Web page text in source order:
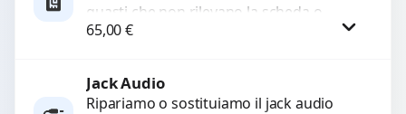
guasti che non rilevano la scheda o
interrompono il segnale. Utilizziamo
65,00€
Jack Audio
Ripariamo o sostituiamo il jack audio